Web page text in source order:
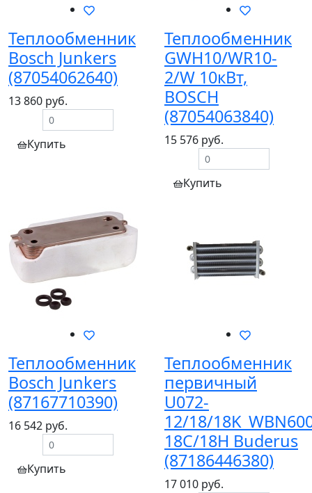
Теплообменник
Bosch Junkers
(87054062640)
13 860 руб.
Купить
Теплообменник
GWH10/WR10-
2/W 10кВт,
BOSСH
(87054063840)
15 576 руб.
Купить
Теплообменник
Bosch Junkers
(87167710390)
16 542 руб.
Купить
Теплообменник
первичный
U072-
12/18/
18C/18H Buderus
(87186446380)
17 010 руб.